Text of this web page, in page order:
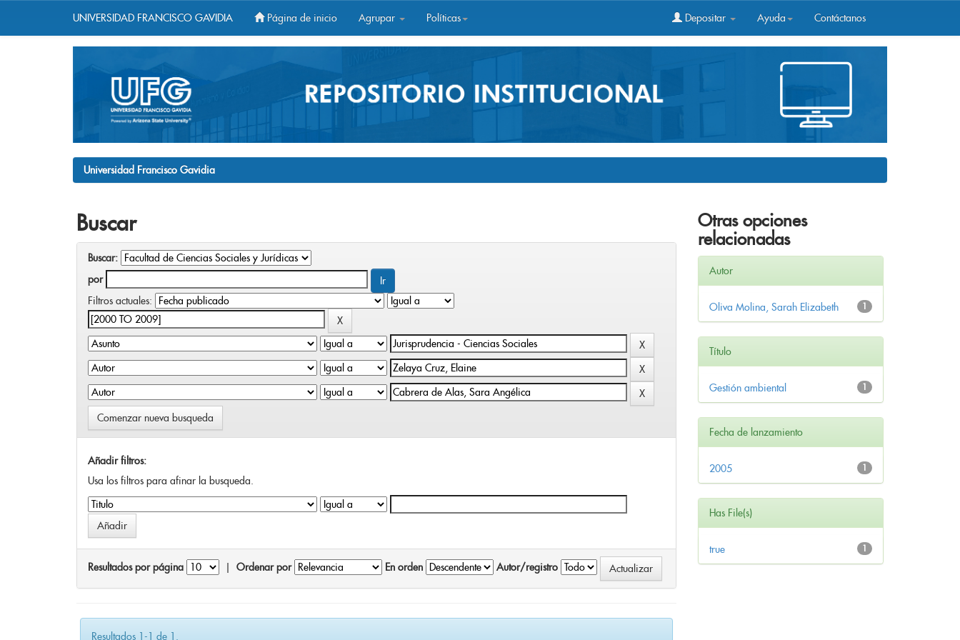
UNIVERSIDAD FRANCISCO GAVIDIA Página de inicio Agrupar Políticas Depositar Ayuda Contáctanos
Universidad Francisco Gavidia
Buscar
Buscar:
por
Filtros actuales:
Comenzar nueva busqueda
Añadir filtros:
Usa los filtros para afinar la busqueda.
Resultados por página Ordenar por En orden Autor/registro
Resultados 1-1 de 1.
Otras opciones
relacionadas
Autor
1
Oliva Molina, Sarah Elizabeth
Título
1
Gestión ambiental
Fecha de lanzamiento
1
2005
Has File(s)
1
true